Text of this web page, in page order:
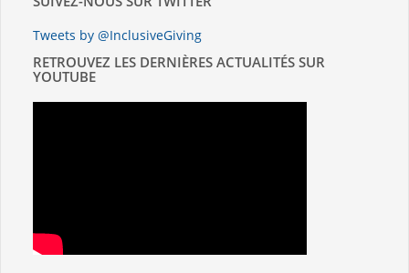
Tweets by @InclusiveGiving
RETROUVEZ LES DERNIÈRES ACTUALITÉS SUR
YOUTUBE